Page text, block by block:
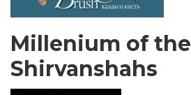
Millenium of the
Shirvanshahs